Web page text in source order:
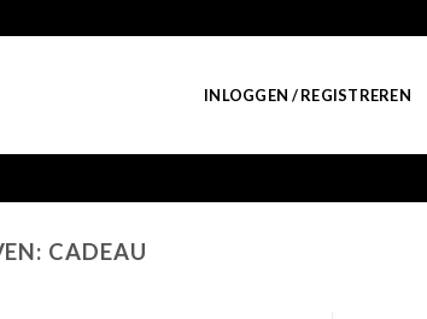
INLOGGEN / REGISTREREN
CADEAU